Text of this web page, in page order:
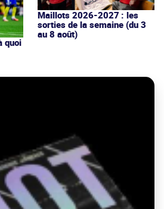
quoi
Maillots 2026-2027 : les
sorties de la semaine (du 3
au 8 août)